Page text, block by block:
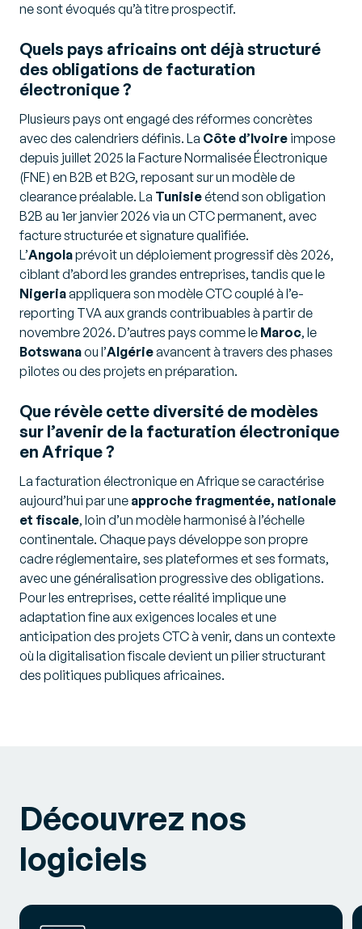
ne sont évoqués qu’à titre prospectif.
Quels pays africains ont déjà structuré
des obligations de facturation
électronique ?
Plusieurs pays ont engagé des réformes concrètes
avec des calendriers définis. La Côte d’Ivoire impose
depuis juillet 2025 la Facture Normalisée Électronique
(FNE) en B2B et B2G, reposant sur un modèle de
clearance préalable. La Tunisieétend son obligation
B2B au 1er janvier 2026 via un CTC permanent, avec
facture structurée et signature qualifiée.
L’Angolaprévoit un déploiement progressif dès 2026,
ciblant d’abord les grandes entreprises, tandis que le
Nigeriaappliquera son modèle CTC couplé à l’e-
reporting TVA aux grands contribuables à partir de
novembre 2026. D’autres pays comme le Maroc, le
Botswanaou l’Algérieavancent à travers des phases
pilotes ou des projets en préparation.
Que révèle cette diversité de modèles
sur l’avenir de la facturation électronique
en Afrique ?
La facturation électronique en Afrique se caractérise
aujourd’hui par une approche fragmentée, nationale
et fiscale, loin d’un modèle harmonisé à l’échelle
continentale. Chaque pays développe son propre
cadre réglementaire, ses plateformes et ses formats,
avec une généralisation progressive des obligations.
Pour les entreprises, cette réalité implique une
adaptation fine aux exigences locales et une
anticipation des projets CTC à venir, dans un contexte
où la digitalisation fiscale devient un pilier structurant
des politiques publiques africaines.
Découvrez nos
logiciels